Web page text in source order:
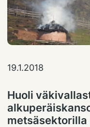
19.1.2018
Huoli
metsäsektorilla